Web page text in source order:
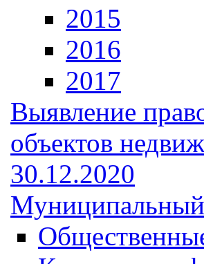
2015
2016
2017
Выявление
объектов
30.12.2020
Муниципальный